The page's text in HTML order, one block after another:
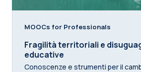
MOOCs for Professionals
Fragilità territoriali e
educative
Conoscenze e strumenti per il